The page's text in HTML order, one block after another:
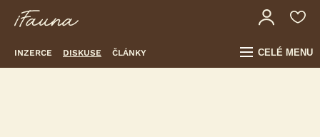
INZERCE DISKUSE ČLÁNKY CELÉ MENU